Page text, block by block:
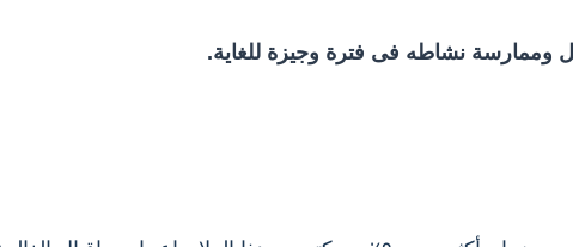
وممارسة نشاطه فى فترة وجيزة للغاية.